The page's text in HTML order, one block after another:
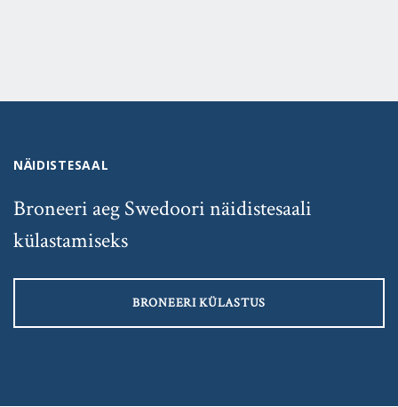
NÄIDISTESAAL
Broneeri aeg Swedoori näidistesaali
külastamiseks
BRONEERI KÜLASTUS